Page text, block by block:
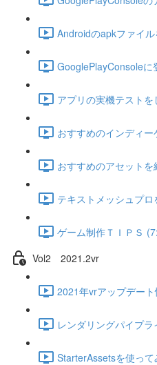
Androidのapkファイ
GooglePlayConsoleに
アプリの実機テスト
おすすめのインディ
おすすめのアセット
テキストメッシュプ
ゲーム制作ＴＩＰＳ
Vol2 2021.2vr
2021年vrアップデー
レンダリングパイプ
StarterAssetsを使っ